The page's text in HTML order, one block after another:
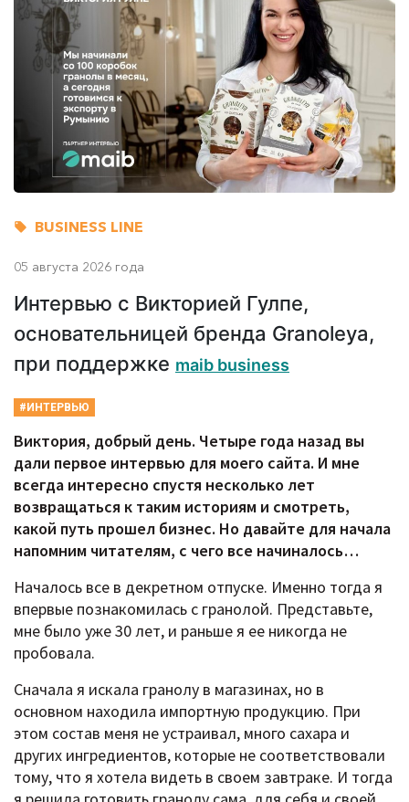
BUSINESS LINE
05 августа 2026 года
Интервью с Викторией Гулпе,
основательницей бренда Granoleya,
при поддержке maib business
#ИНТЕРВЬЮ
Виктория, добрый день. Четыре года назад вы
дали первое интервью для моего сайта. И мне
всегда интересно спустя несколько лет
возвращаться к таким историям и смотреть,
какой путь прошел бизнес. Но давайте для начала
напомним читателям, с чего все начиналось…
Началось все в декретном отпуске. Именно тогда я
впервые познакомилась с гранолой. Представьте,
мне было уже 30 лет, и раньше я ее никогда не
пробовала.
Сначала я искала гранолу в магазинах, но в
основном находила импортную продукцию. При
этом состав меня не устраивал, много сахара и
других ингредиентов, которые не соответствовали
тому, что я хотела видеть в своем завтраке. И тогда